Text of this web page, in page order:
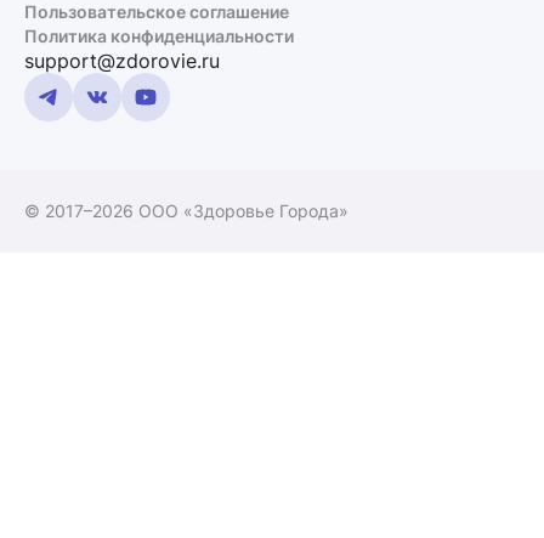
Пользовательское соглашение
Политика конфиденциальности
support@zdorovie.ru
© 2017–2026 ООО «Здоровье Города»